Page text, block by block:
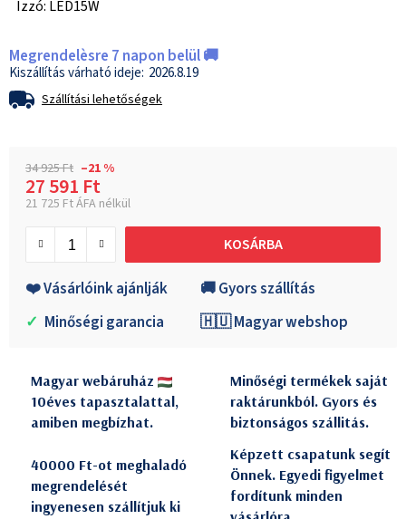
Izzó: LED15W
Megrendelèsre 7 napon belül 🚚
2026.8.19
Szállítási lehetőségek
34 925 Ft –21 %
27 591 Ft
21 725 Ft ÁFA nélkül
KOSÁRBA
❤️ Vásárlóink ajánlják
🚚 Gyors szállítás
✓ Minőségi garancia 🇭🇺 Magyar webshop
Magyar webáruház
10éves tapasztalattal,
amiben megbízhat.
Minőségi termékek saját
raktárunkból. Gyors és
biztonságos szállitás.
40000 Ft-ot meghaladó
megrendelését
ingyenesen szállítjuk ki
Képzett csapatunk segít
Önnek. Egyedi figyelmet
fordítunk minden